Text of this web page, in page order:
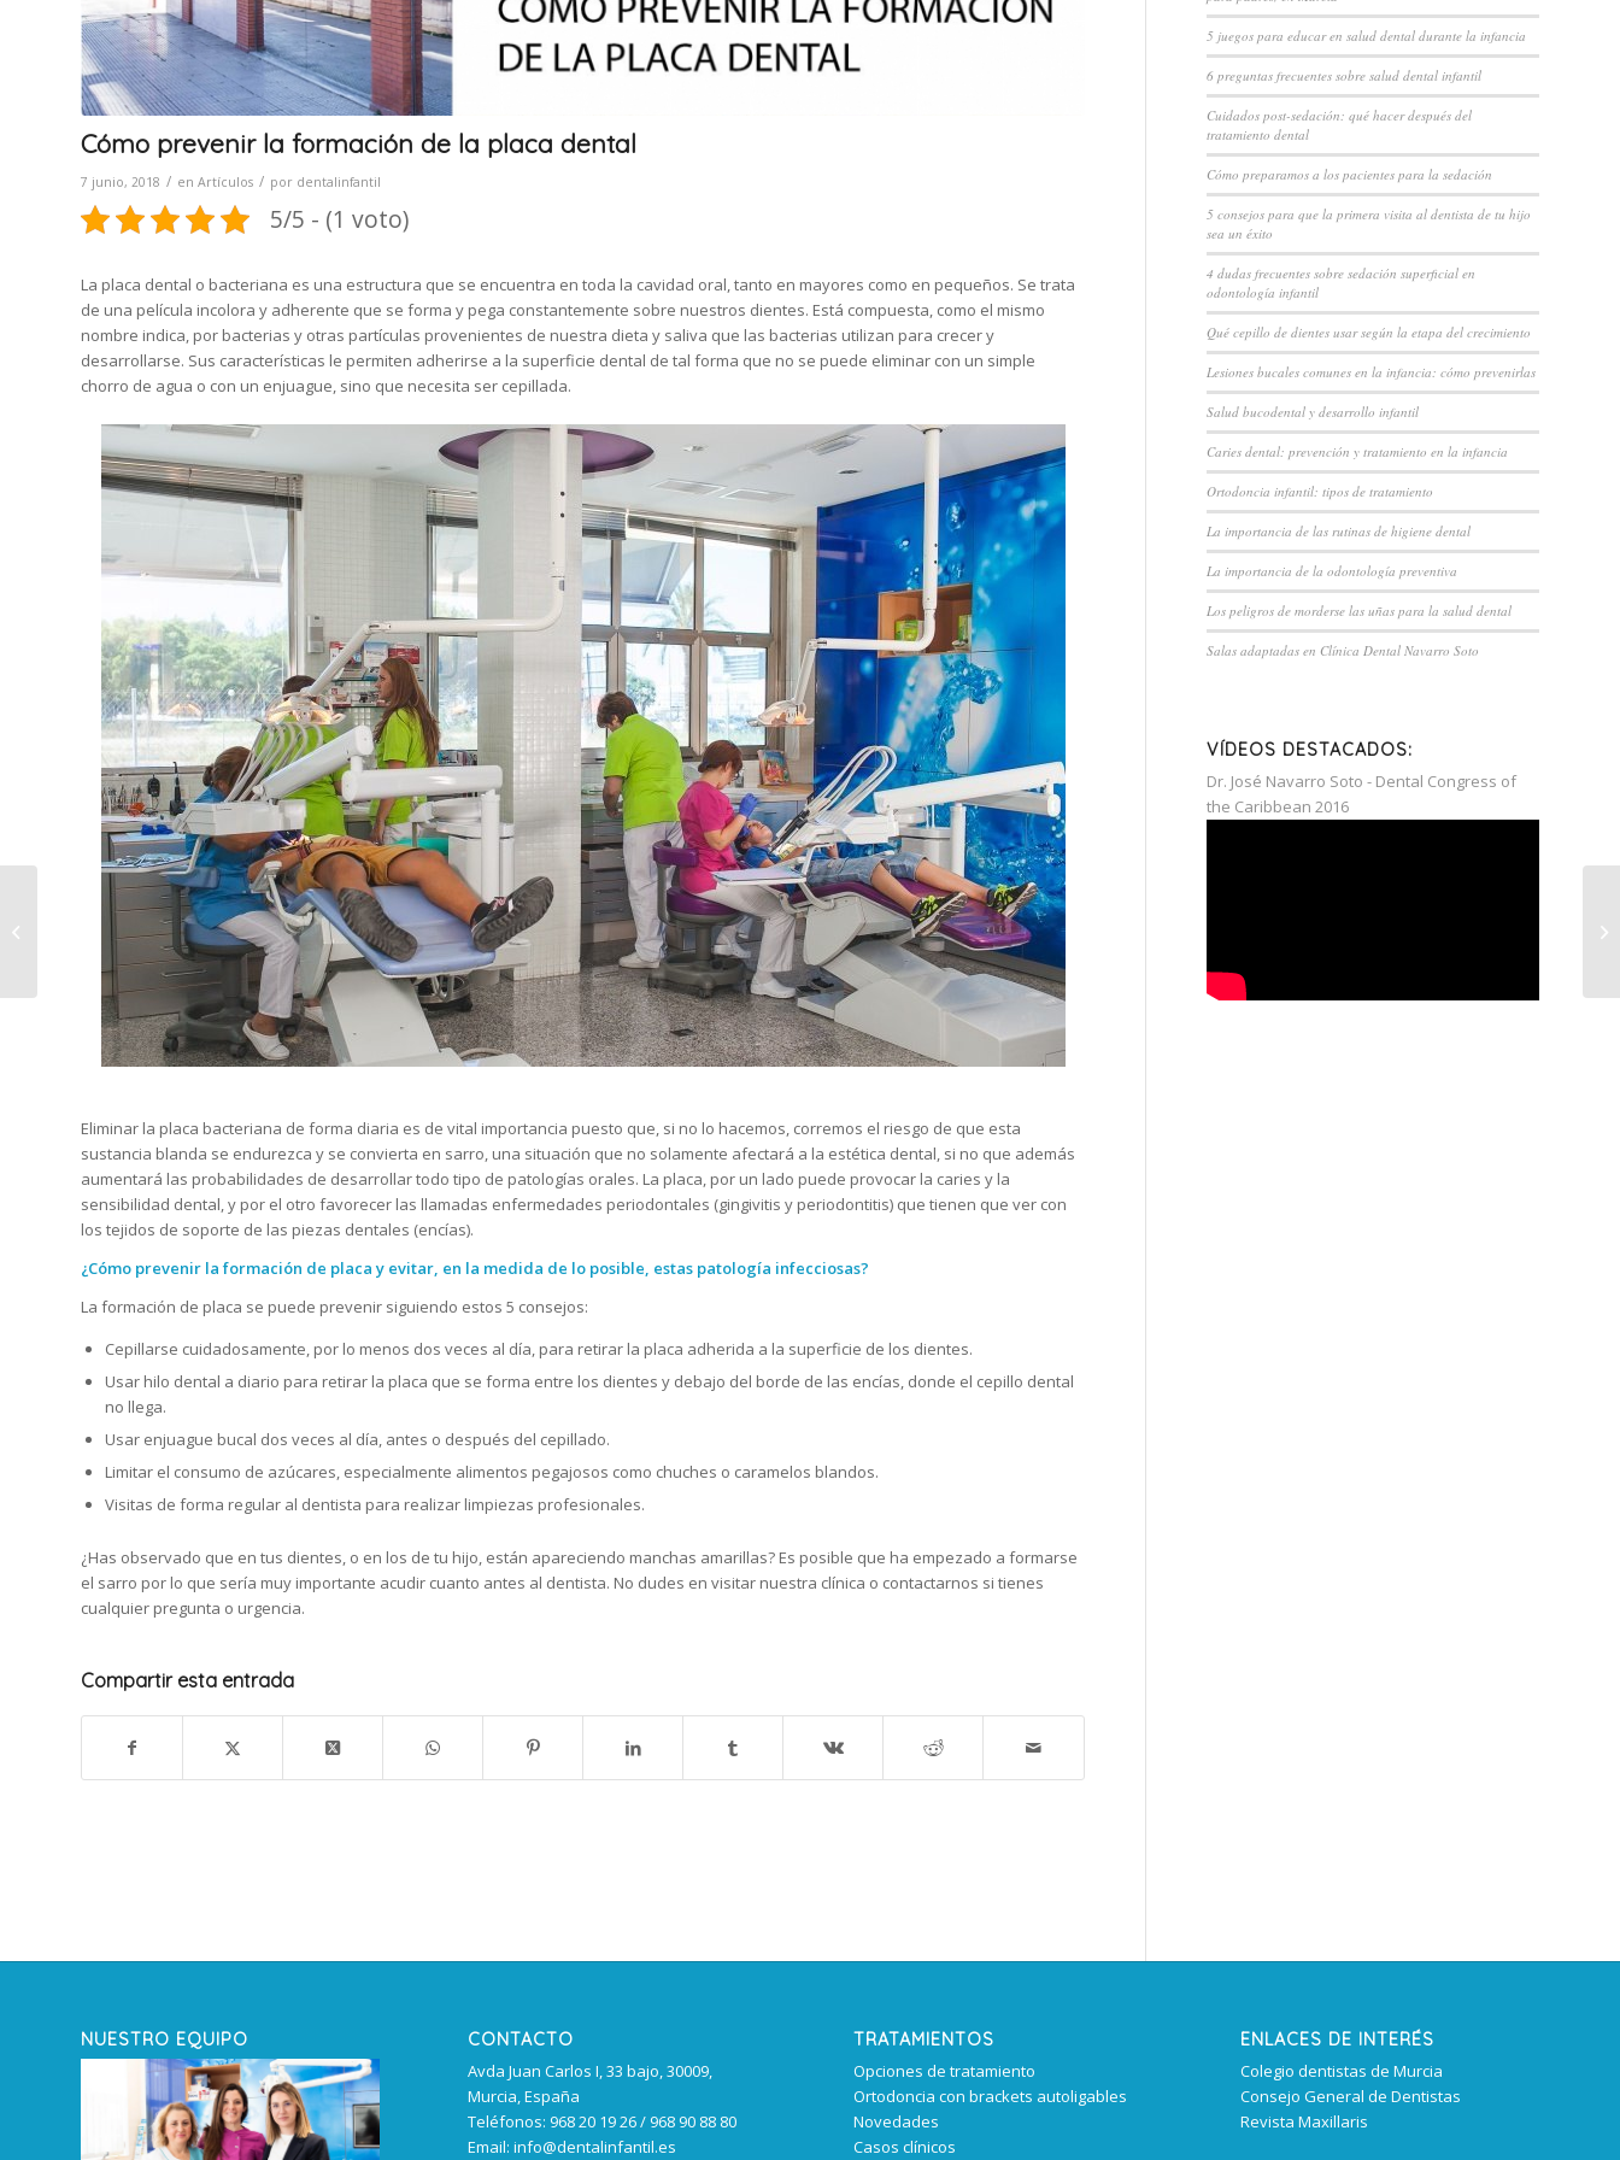
Cómo prevenir la formación de la placa dental
7 junio, 2018 / en Artículos / por dentalinfantil
5/5 - (1 voto)
La placa dental o bacteriana es una estructura que se encuentra en toda la cavidad oral, tanto en mayores como en pequeños. Se trata
de una película incolora y adherente que se forma y pega constantemente sobre nuestros dientes. Está compuesta, como el mismo
nombre indica, por bacterias y otras partículas provenientes de nuestra dieta y saliva que las bacterias utilizan para crecer y
desarrollarse. Sus características le permiten adherirse a la superficie dental de tal forma que no se puede eliminar con un simple
chorro de agua o con un enjuague, sino que necesita ser cepillada.
Eliminar la placa bacteriana de forma diaria es de vital importancia puesto que, si no lo hacemos, corremos el riesgo de que esta
sustancia blanda se endurezca y se convierta en sarro, una situación que no solamente afectará a la estética dental, si no que además
aumentará las probabilidades de desarrollar todo tipo de patologías orales. La placa, por un lado puede provocar la caries y la
sensibilidad dental, y por el otro favorecer las llamadas enfermedades periodontales (gingivitis y periodontitis) que tienen que ver con
los tejidos de soporte de las piezas dentales (encías).
¿Cómo prevenir la formación de placa y evitar, en la medida de lo posible, estas patología infecciosas?
La formación de placa se puede prevenir siguiendo estos 5 consejos:
Cepillarse cuidadosamente, por lo menos dos veces al día, para retirar la placa adherida a la superficie de los dientes.
Usar hilo dental a diario para retirar la placa que se forma entre los dientes y debajo del borde de las encías, donde el cepillo dental
no llega.
Usar enjuague bucal dos veces al día, antes o después del cepillado.
Limitar el consumo de azúcares, especialmente alimentos pegajosos como chuches o caramelos blandos.
Visitas de forma regular al dentista para realizar limpiezas profesionales.
¿Has observado que en tus dientes, o en los de tu hijo, están apareciendo manchas amarillas? Es posible que ha empezado a formarse
el sarro por lo que sería muy importante acudir cuanto antes al dentista. No dudes en visitar nuestra clínica o contactarnos si tienes
cualquier pregunta o urgencia.
Compartir esta entrada
5 juegos para educar en salud dental durante la infancia
6 preguntas frecuentes sobre salud dental infantil
Cuidados post-sedación: qué hacer después del
tratamiento dental
Cómo preparamos a los pacientes para la sedación
5 consejos para que la primera visita al dentista de tu hijo
sea un éxito
4 dudas frecuentes sobre sedación superficial en
odontología infantil
Qué cepillo de dientes usar según la etapa del crecimiento
Lesiones bucales comunes en la infancia: cómo prevenirlas
Salud bucodental y desarrollo infantil
Caries dental: prevención y tratamiento en la infancia
Ortodoncia infantil: tipos de tratamiento
La importancia de las rutinas de higiene dental
La importancia de la odontología preventiva
Los peligros de morderse las uñas para la salud dental
Salas adaptadas en Clínica Dental Navarro Soto
VÍDEOS DESTACADOS:
Dr. José Navarro Soto - Dental Congress of
the Caribbean 2016
NUESTRO EQUIPO
CONTACTO
Avda Juan Carlos I, 33 bajo, 30009,
Murcia, España
Teléfonos: 968 20 19 26 / 968 90 88 80
Email: info@dentalinfantil.es
TRATAMIENTOS
Opciones de tratamiento
Ortodoncia con brackets autoligables
Novedades
Casos clínicos
ENLACES DE INTERÉS
Colegio dentistas de Murcia
Consejo General de Dentistas
Revista Maxillaris
¿Deben los niños
realizarse limpiezas